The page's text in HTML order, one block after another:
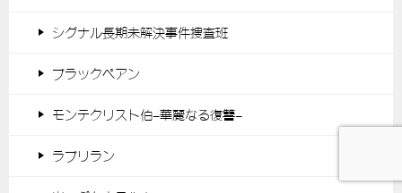
シグナル長期未解決事件捜査班
ブラックペアン
モンテクリスト伯-華麗なる復讐-
ラブリラン